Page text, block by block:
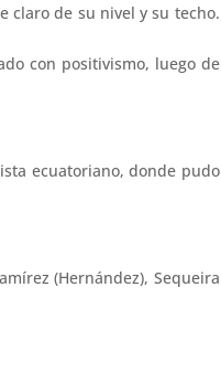
claro de su nivel y su techo.
con positivismo, luego de
ecuatoriano, donde pudo
(Hernández), Sequeira